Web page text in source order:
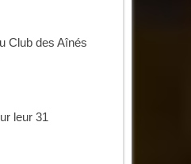
Club des Aînés
leur 31